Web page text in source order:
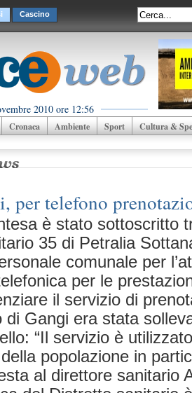
Cascino
2010 ore 12:56
Cronaca Ambiente Sport Cultura &
per telefono
è stato sottoscritto
35 di Petralia
comunale per
per le
il servizio di
di Gangi era stata
“Il servizio è
popolazione in
al direttore sanitario